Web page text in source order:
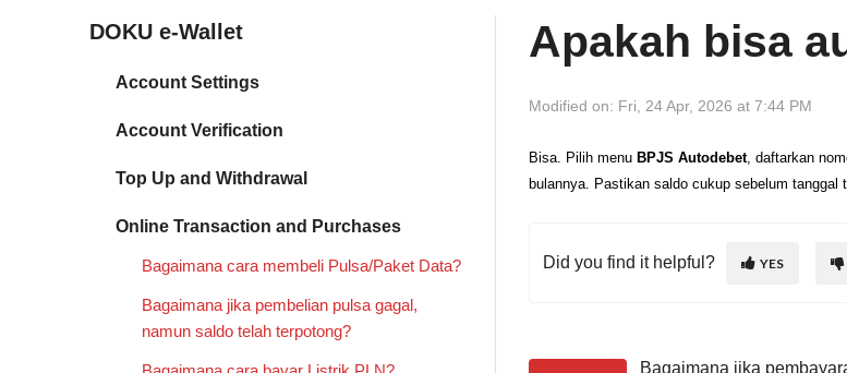
DOKU e-Wallet
Account Settings
Account Verification
Top Up and Withdrawal
Online Transaction and Purchases
Bagaimana cara membeli Pulsa/Paket Data?
Bagaimana jika pembelian pulsa gagal,
namun saldo telah terpotong?
Apakah bisa
Modified on: Fri, 24 Apr, 2026 at 7:44 PM
Bisa. Pilih menu BPJS Autodebet, daftarkan
bulannya. Pastikan saldo cukup sebelum tanggal
Did you find it helpful? YES
Bagaimana jika